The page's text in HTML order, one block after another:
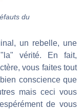
du
un rebelle, une
vérité. En fait,
vous faites tout
conscience que
mais ceci vous
de vous